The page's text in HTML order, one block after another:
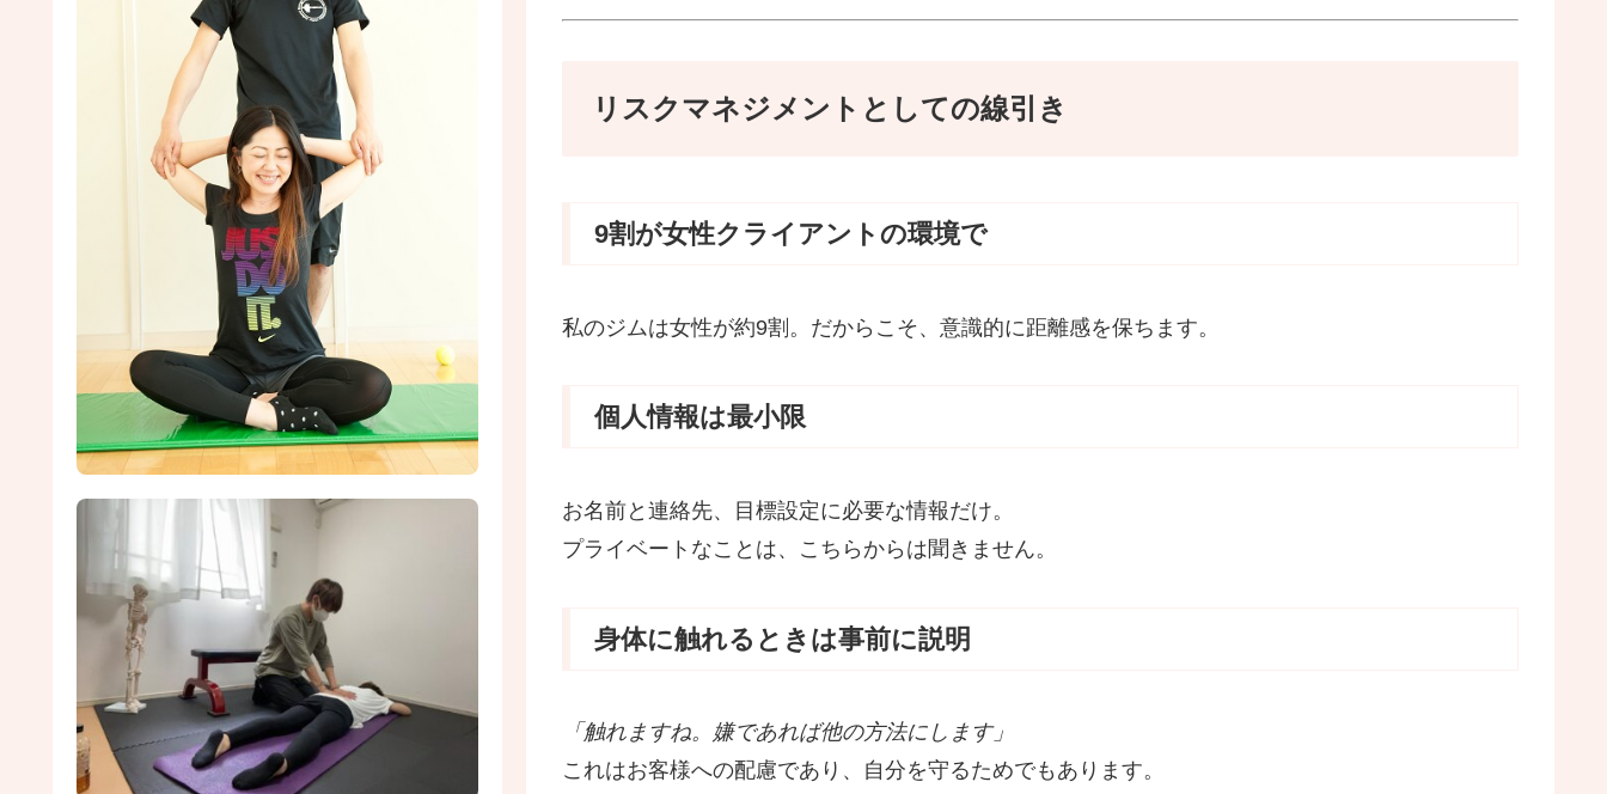
リスクマネジメントとしての線引き
9割が女性クライアントの環境で
私のジムは女性が約9割。だからこそ、意識的に距離感を保ちます。
個人情報は最小限
お名前と連絡先、目標設定に必要な情報だけ。
プライベートなことは、こちらからは聞きません。
身体に触れるときは事前に説明
「触れますね。嫌であれば他の方法にします」
これはお客様への配慮であり、自分を守るためでもあります。